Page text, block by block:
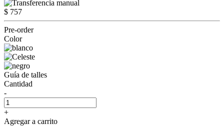
$ 757
Pre-order
Color
Guía de talles
Cantidad
-
+
Agregar a carrito